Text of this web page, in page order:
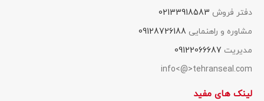
دفتر فروش 02133918583
مشاوره و راهنمایی 09128726188
مدیریت 09122066687
info<@>tehranseal.com
لینک های مفید